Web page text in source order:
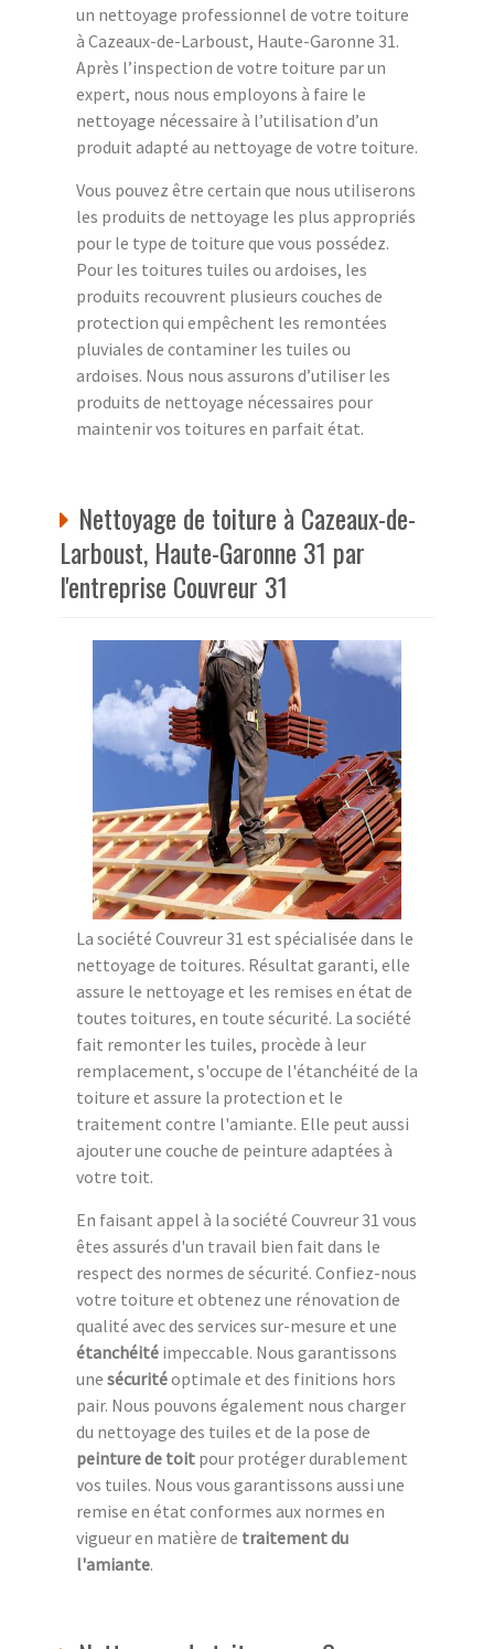
un nettoyage professionnel de votre toiture
à Cazeaux-de-Larboust, Haute-Garonne 31.
Après l’inspection de votre toiture par un
expert, nous nous employons à faire le
nettoyage nécessaire à l’utilisation d’un
produit adapté au nettoyage de votre toiture.
Vous pouvez être certain que nous utiliserons
les produits de nettoyage les plus appropriés
pour le type de toiture que vous possédez.
Pour les toitures tuiles ou ardoises, les
produits recouvrent plusieurs couches de
protection qui empêchent les remontées
pluviales de contaminer les tuiles ou
ardoises. Nous nous assurons d’utiliser les
produits de nettoyage nécessaires pour
maintenir vos toitures en parfait état.
Nettoyage de toiture à Cazeaux-de-
Larboust, Haute-Garonne 31 par
l'entreprise Couvreur 31
La société Couvreur 31 est spécialisée dans le
nettoyage de toitures. Résultat garanti, elle
assure le nettoyage et les remises en état de
toutes toitures, en toute sécurité. La société
fait remonter les tuiles, procède à leur
remplacement, s'occupe de l'étanchéité de la
toiture et assure la protection et le
traitement contre l'amiante. Elle peut aussi
ajouter une couche de peinture adaptées à
votre toit.
En faisant appel à la société Couvreur 31 vous
êtes assurés d'un travail bien fait dans le
respect des normes de sécurité. Confiez-nous
votre toiture et obtenez une rénovation de
qualité avec des services sur-mesure et une
étanchéité impeccable. Nous garantissons
une sécuritéoptimale et des finitions hors
pair. Nous pouvons également nous charger
du nettoyage des tuiles et de la pose de
peinture de toit pour protéger durablement
vos tuiles. Nous vous garantissons aussi une
remise en état conformes aux normes en
vigueur en matière de traitement du
l'amiante.